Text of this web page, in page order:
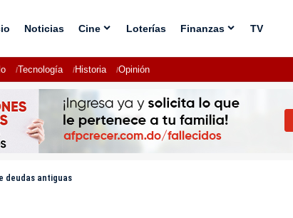
Noticias Cine Loterías Finanzas TV
Tecnología Historia Opinión
deudas antiguas